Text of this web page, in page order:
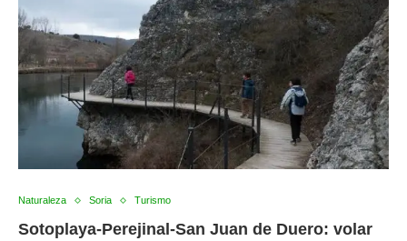
Naturaleza Soria Turismo
Sotoplaya-Perejinal-San Juan de Duero: volar